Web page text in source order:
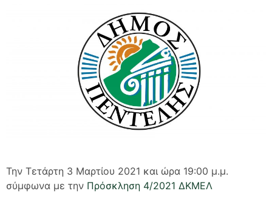
Την Τετάρτη 3 Μαρτίου 2021 και ώρα 19:00 μ.μ.
σύμφωνα με την Πρόσκληση 4/2021 ΔΚΜΕΛ